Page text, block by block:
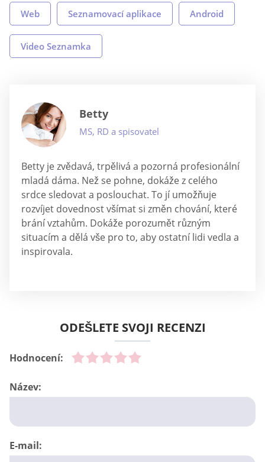
Web Seznamovací aplikace Android
Video Seznamka
Betty
MS, RD a spisovatel
Betty je zvědavá, trpělivá a pozorná profesionální
mladá dáma. Než se pohne, dokáže z celého
srdce sledovat a poslouchat. To jí umožňuje
rozvíjet dovednost všímat si změn chování, které
brání vztahům. Dokáže porozumět různým
situacím a dělá vše pro to, aby ostatní lidi vedla a
inspirovala.
ODEŠLETE SVOJI RECENZI
Hodnocení:
Název:
E-mail: